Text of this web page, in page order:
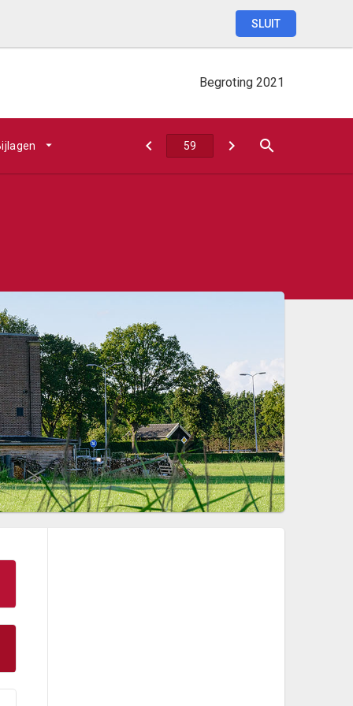
Begroting 2021
SLUIT